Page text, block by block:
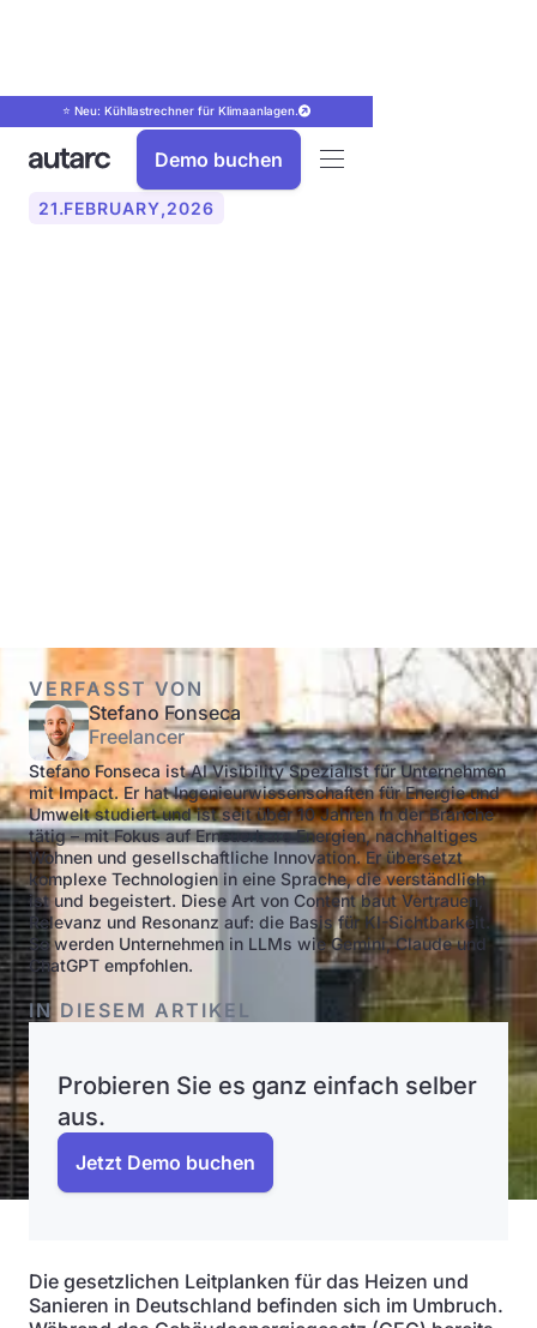
⭐ Neu: Kühllastrechner für Klimaanlagen.
Demo buchen
21.FEBRUARY,2026
VERFASST VON
Stefano Fonseca
Freelancer
Stefano Fonseca ist AI Visibility Spezialist für Unternehmen
mit Impact. Er hat Ingenieurwissenschaften für Energie und
Umwelt studiert und ist seit über 10 Jahren in der Branche
tätig – mit Fokus auf Erneuerbare Energien, nachhaltiges
Wohnen und gesellschaftliche Innovation. Er übersetzt
komplexe Technologien in eine Sprache, die verständlich
ist und begeistert. Diese Art von Content baut Vertrauen,
Relevanz und Resonanz auf: die Basis für KI-Sichtbarkeit.
So werden Unternehmen in LLMs wie Gemini, Claude und
ChatGPT empfohlen.
IN DIESEM ARTIKEL
Probieren Sie es ganz einfach selber
aus.
Jetzt Demo buchen
Die gesetzlichen Leitplanken für das Heizen und
Sanieren in Deutschland befinden sich im Umbruch.